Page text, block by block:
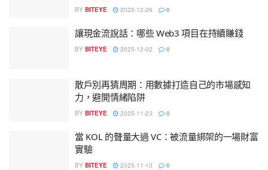
BY BITEYE 2025-12-26 0
讓現金流說話：哪些 Web3 項目在持續賺錢
BY BITEYE 2025-12-02 0
散戶別再猜周期：用數據打造自己的市場感知
力，避開情緒陷阱
BY BITEYE 2025-11-23 0
當 KOL 的聲量大過 VC：被流量綁架的一場財富
實驗
BY BITEYE 2025-11-10 0